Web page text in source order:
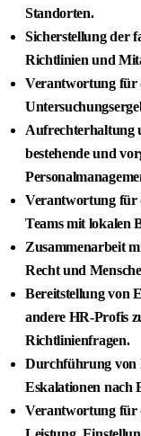
Standorten.
Sicherstellung der
Richtlinien und
Verantwortung für
Aufrechterhaltung
bestehende und
Verantwortung für
Teams mit lokalen
Zusammenarbeit
Recht und
Bereitstellung von
andere HR-Profis
Richtlinienfragen.
Durchführung von
Eskalationen nach
Verantwortung für